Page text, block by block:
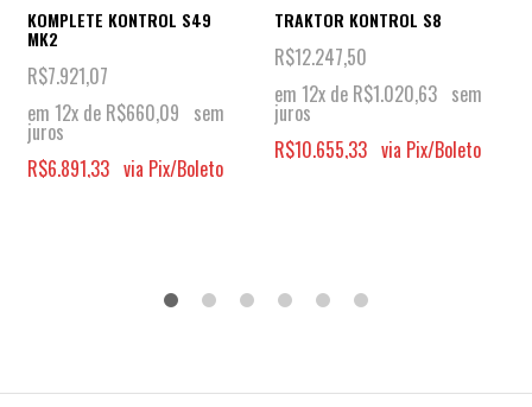
KOMPLETE KONTROL S49
MK2
R$7.921,07
em 12x de R$660,09 sem
juros
R$6.891,33 via Pix/Boleto
TRAKTOR KONTROL S8
R$12.247,50
em 12x de R$1.020,63 sem
juros
R$10.655,33 via Pix/Boleto